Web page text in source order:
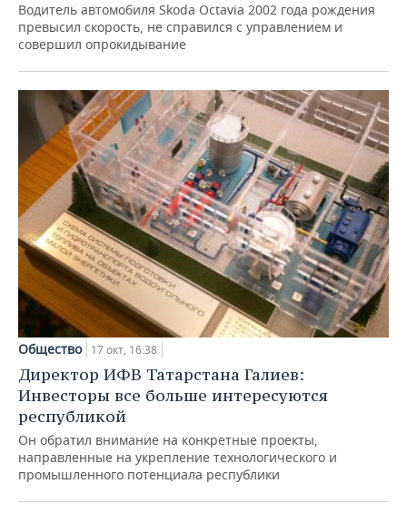
Водитель автомобиля Skoda Octavia 2002 года рождения
превысил скорость, не справился с управлением и
совершил опрокидывание
Общество 17 окт, 16:38
Директор ИФВ Татарстана Галиев:
Инвесторы все больше интересуются
республикой
Он обратил внимание на конкретные проекты,
направленные на укрепление технологического и
промышленного потенциала республики